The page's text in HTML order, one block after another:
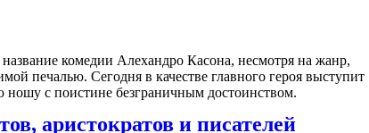
комедии Алехандро Касона, несмотря на жанр,
печалью. Сегодня в качестве главного героя выступит
ношу с поистине безграничным достоинством.
аристократов и писателей